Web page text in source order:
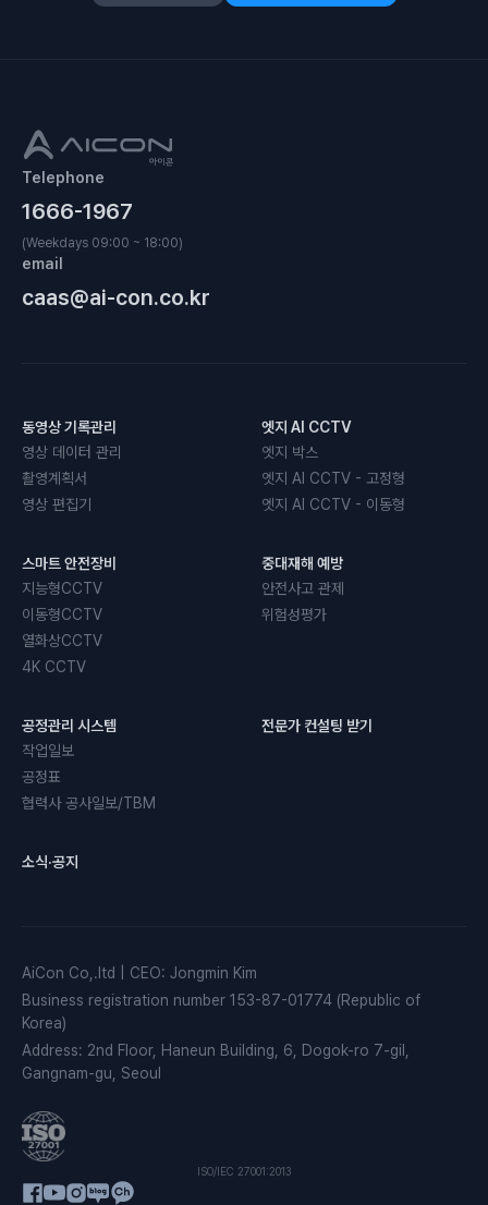
Telephone
1666-1967
(Weekdays 09:00 ~ 18:00)
email
caas@ai-con.co.kr
동영상 기록관리
영상 데이터 관리
촬영계획서
영상 편집기
엣지 AI CCTV
엣지 박스
엣지 AI CCTV - 고정형
엣지 AI CCTV - 이동형
스마트 안전장비
지능형CCTV
이동형CCTV
열화상CCTV
4K CCTV
중대재해 예방
안전사고 관제
위험성평가
공정관리 시스템
작업일보
공정표
협력사 공사일보/TBM
전문가 컨설팅 받기
소식·공지
AiCon Co,.ltd CEO: Jongmin Kim
Business registration number 153-87-01774 (Republic of
Korea)
Address: 2nd Floor, Haneun Building, 6, Dogok-ro 7-gil,
Gangnam-gu, Seoul
ISO/IEC 27001:2013